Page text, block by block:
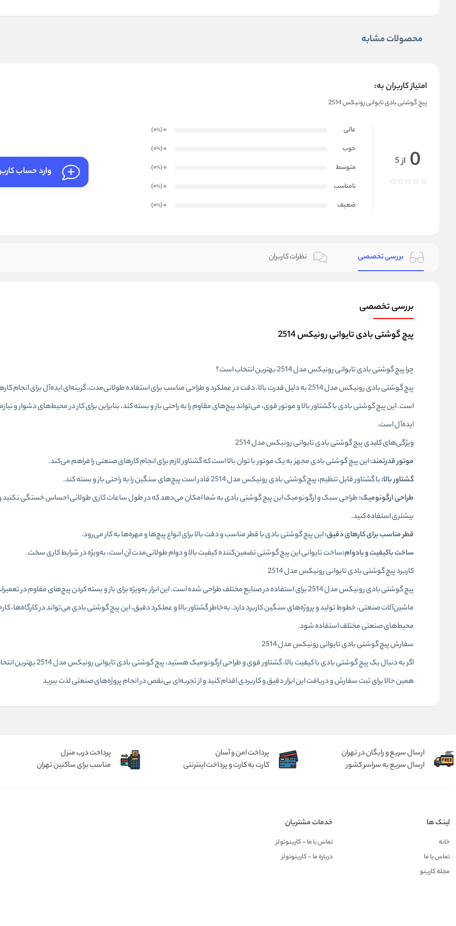
محصولات مشابه
امتیاز کاربران به:
پیچ گوشتی بادی تایوانی رونیکس 2514
0 از 5
عالی 0
(0
%
)
خوب
0
(0
%
)
متوسط
0
(0
%
)
نامناسب
0
(0
%
)
ضعیف
0
(0
%
)
وارد حساب
بررسی تخصصی نظرات کاربران
بررسی تخصصی
پیچ گوشتی بادی تایوانی رونیکس 2514
چرا پیچ گوشتی بادی تایوانی رونیکس مدل 2514 بهترین انتخاب است؟
پیچ گوشتی بادی رونیکس مدل 2514 به دلیل قدرت بالا، دقت در عملکرد و طراحی مناسب برای استفاده طولانی‌مدت، گزینه‌ای ایده‌آل برای
است. این پیچ گوشتی بادی با گشتاور بالا و موتور قوی، می‌تواند پیچ‌های مقاوم را به راحتی باز و بسته کند، بنابراین برای کار در محیط‌های دشوار و
ایده‌آل است.
ویژگی‌های کلیدی پیچ گوشتی بادی تایوانی رونیکس مدل 2514
موتور قدرتمند:این پیچ گوشتی بادی مجهز به یک موتور با توان بالا است که گشتاور لازم برای انجام کارهای صنعتی را فراهم می‌کند.
گشتاور بالا:با گشتاور قابل تنظیم، پیچ گوشتی بادی رونیکس مدل 2514 قادر است پیچ‌های سنگین را به راحتی باز و بسته کند.
طراحی ارگونومیک:طراحی سبک و ارگونومیک این پیچ گوشتی بادی به شما امکان می‌دهد که در طول ساعات کاری طولانی احساس خستگی نکنید و
بیشتری استفاده کنید.
قطر مناسب برای کارهای دقیق:این پیچ گوشتی بادی با قطر مناسب و دقت بالا برای انواع پیچ‌ها و مهره‌ها به کار می‌رود.
ساخت باکیفیت و بادوام:ساخت تایوانی این پیچ گوشتی تضمین‌کننده کیفیت بالا و دوام طولانی‌مدت آن است، به‌ویژه در شرایط کاری سخت.
کاربرد پیچ گوشتی بادی تایوانی رونیکس مدل 2514
پیچ گوشتی بادی رونیکس مدل 2514 برای استفاده در صنایع مختلف طراحی شده است. این ابزار به‌ویژه برای باز و بسته کردن پیچ‌های مقاوم در
ماشین‌آلات صنعتی، خطوط تولید و پروژه‌های سنگین کاربرد دارد. به‌خاطر گشتاور بالا و عملکرد دقیق، این پیچ گوشتی بادی می‌تواند در کارگاه‌ها،
محیط‌های صنعتی مختلف استفاده شود.
سفارش پیچ گوشتی بادی تایوانی رونیکس مدل 2514
اگر به دنبال یک پیچ گوشتی بادی با کیفیت بالا، گشتاور قوی و
همین حالا برای ثبت سفارش و دریافت این ابزار دقیق و کاربردی اقدام کنید و از تجربه‌ای بی‌نقص در انجام پروژه‌های صنعتی لذت ببرید
ارسال سریع و رایگان در تهران
ارسال سریع به سراسر کشور
پرداخت امن و آسان
کارت به کارت و پرداخت اینترنتی
پرداخت درب منزل
مناسب برای ساکنین تهران
لینک ها
خانه
تماس با ما
مجله کارینو
خدمات مشتریان
تماس با ما - کارینوتولز
درباره ما – کارینوتولز